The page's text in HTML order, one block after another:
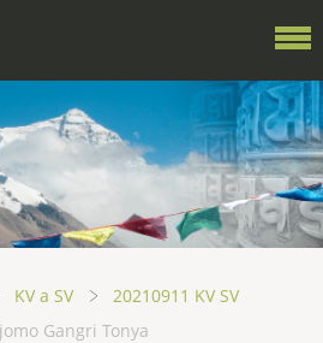
KV a SV
20210911 KV SV
Gangri Tonya